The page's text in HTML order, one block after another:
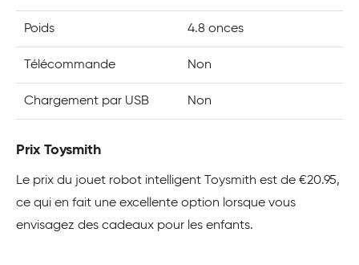
Poids 4.8 onces
Télécommande Non
Chargement par USB Non
Prix Toysmith
Le prix du jouet robot intelligent Toysmith est de €20.95,
ce qui en fait une excellente option lorsque vous
envisagez des cadeaux pour les enfants.